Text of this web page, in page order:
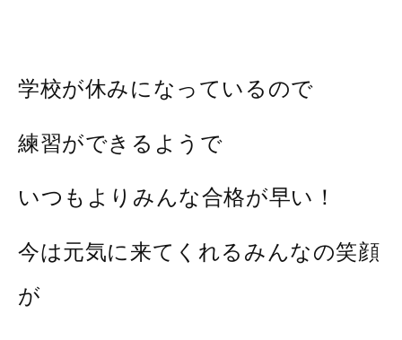
学校が休みになっているので
練習ができるようで
いつもよりみんな合格が早い！
今は元気に来てくれるみんなの笑顔
が